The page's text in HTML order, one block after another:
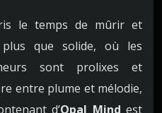
le temps de mûrir et
plus que solide, où les
sont prolixes et
entre plume et mélodie,
d’Opal Mind est